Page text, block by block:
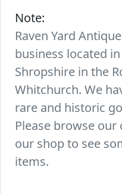
Note:
Raven Yard
business located
Shropshire in the
Whitchurch. We
rare and historic
Please browse
our shop to see
items.